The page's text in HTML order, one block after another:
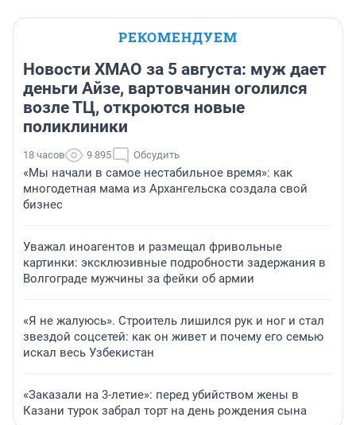
РЕКОМЕНДУЕМ
Новости ХМАО за 5 августа: муж дает
деньги Айзе, вартовчанин оголился
возле ТЦ, откроются новые
поликлиники
18 часов 9 895 Обсудить
«Мы начали в самое нестабильное время»: как
многодетная мама из Архангельска создала свой
бизнес
Уважал иноагентов и размещал фривольные
картинки: эксклюзивные подробности задержания в
Волгограде мужчины за фейки об армии
«Я не жалуюсь». Строитель лишился рук и ног и стал
звездой соцсетей: как он живет и почему его семью
искал весь Узбекистан
«Заказали на 3-летие»: перед убийством жены в
Казани турок забрал торт на день рождения сына